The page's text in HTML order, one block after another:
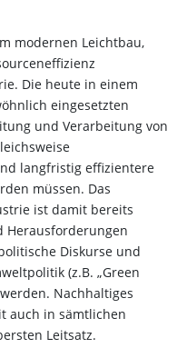
modernen Leichtbau,
Die heute in einem
eingesetzten
und Verarbeitung von
langfristig effizientere
müssen. Das
ist damit bereits
Herausforderungen
Diskurse und
(z.B. „Green
Nachhaltiges
auch in sämtlichen
Leitsatz.